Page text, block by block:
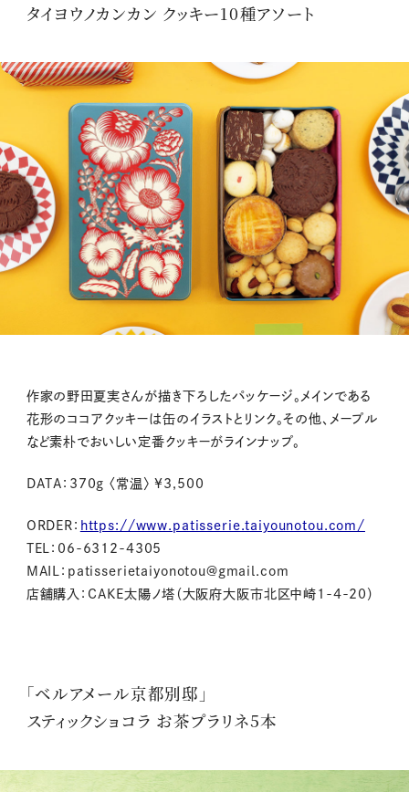
タイヨウノカンカン クッキー10種アソート
作家の野田夏実さんが描き下ろしたパッケージ。メインである
花形のココアクッキーは缶のイラストとリンク。その他、メープル
など素朴でおいしい定番クッキーがラインナップ。
DATA：370g 〈常温〉 ¥3,500
ORDER： https://www.patisserie.taiyounotou.com/
TEL：06-6312-4305
MAIL：patisserietaiyonotou@gmail.com
店舗購入：CAKE太陽ノ塔（大阪府大阪市北区中崎1-4-20）
「ベルアメール京都別邸」
スティックショコラ お茶プラリネ5本